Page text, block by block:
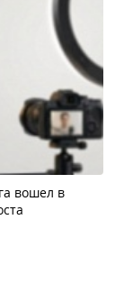
вошел в